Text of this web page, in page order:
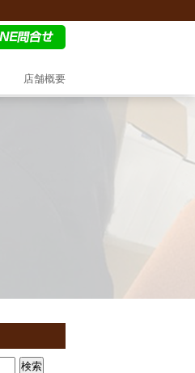
店舗概要
検索